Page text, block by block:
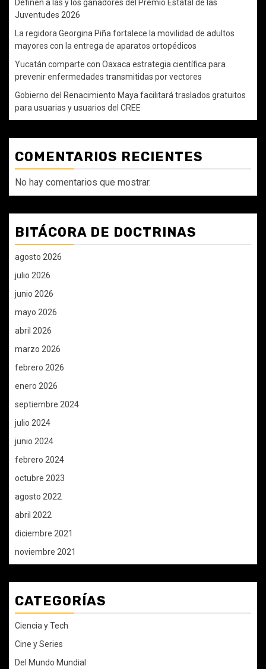
Definen a las y los ganadores del Premio Estatal de las
Juventudes 2026
La regidora Georgina Piña fortalece la movilidad de adultos
mayores con la entrega de aparatos ortopédicos
Yucatán comparte con Oaxaca estrategia científica para
prevenir enfermedades transmitidas por vectores
Gobierno del Renacimiento Maya facilitará traslados gratuitos
para usuarias y usuarios del CREE
COMENTARIOS RECIENTES
No hay comentarios que mostrar.
BITÁCORA DE DOCTRINAS
agosto 2026
julio 2026
junio 2026
mayo 2026
abril 2026
marzo 2026
febrero 2026
enero 2026
septiembre 2024
julio 2024
junio 2024
febrero 2024
octubre 2023
agosto 2022
abril 2022
diciembre 2021
noviembre 2021
CATEGORÍAS
Ciencia y Tech
Cine y Series
Del Mundo Mundial